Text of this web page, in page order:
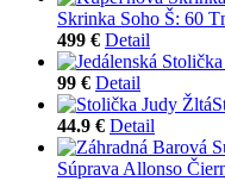
Skrinka Soho Š: 60
499 € Detail
99 € Detail
44.9 € Detail
Súprava Allonso